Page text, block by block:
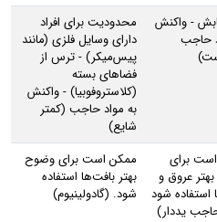
- واکنش
حاجب
محدودیت برای افراد
دارای وسایل فلزی (مانند
پیس‌میکر) - ترس از
فضاهای بسته
(کلاستروفوبیا) - واکنش
به مواد حاجب (کمتر
شایع)
برای
عروق و
استفاده شود
یددار)
ممکن است برای وضوح
بهتر بافت‌ها استفاده
شود. (گادولینیوم)